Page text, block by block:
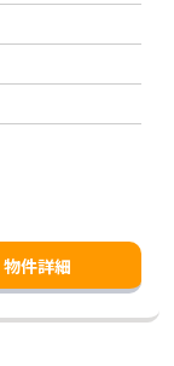
物件詳細